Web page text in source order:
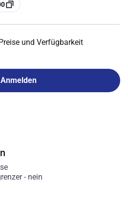
und Verfügbarkeit
Anmelden
- nein